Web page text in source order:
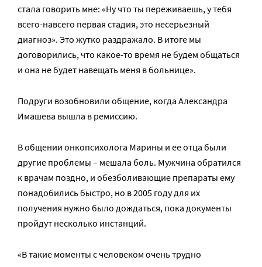
стала говорить мне: «Ну что ты переживаешь, у тебя
всего-навсего первая стадия, это несерьезный
диагноз». Это жутко раздражало. В итоге мы
договорились, что какое-то время не будем общаться
и она не будет навещать меня в больнице».
Подруги возобновили общение, когда Александра
Имашева вышла в ремиссию.
В общении онкопсихолога Марины и ее отца были
другие проблемы – мешала боль. Мужчина обратился
к врачам поздно, и обезболивающие препараты ему
понадобились быстро, но в 2005 году для их
получения нужно было дождаться, пока документы
пройдут несколько инстанций.
«В такие моменты с человеком очень трудно